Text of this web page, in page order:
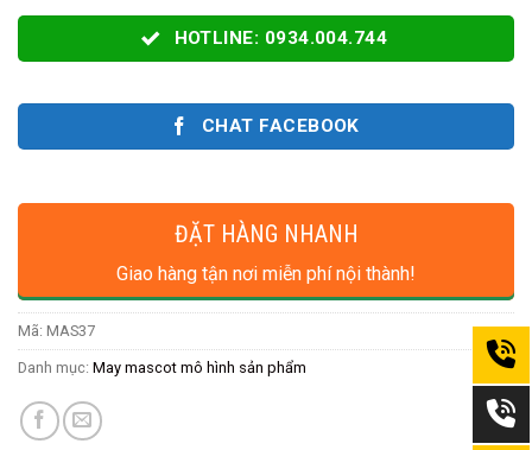
HOTLINE: 0934.004.744
CHAT FACEBOOK
ĐẶT HÀNG NHANH
Giao hàng tận nơi miễn phí nội thành!
Mã: MAS37
Danh mục: May mascot mô hình sản phẩm